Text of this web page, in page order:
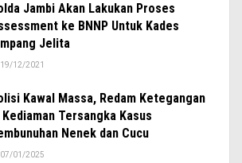
Jambi Akan Lakukan Proses
ke BNNP Untuk Kades
Jelita
19/12/2021
Kawal Massa, Redam Ketegangan
Kediaman Tersangka Kasus
Nenek dan Cucu
07/01/2025